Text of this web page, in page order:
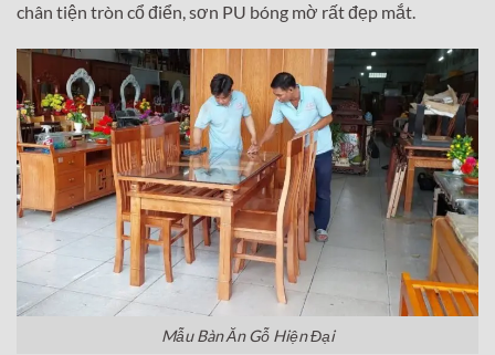
chân tiện tròn cổ điển, sơn PU bóng mờ rất đẹp mắt.
Mẫu Bàn Ăn Gỗ Hiện Đại